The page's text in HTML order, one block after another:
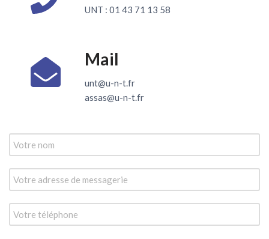
UNT : 01 43 71 13 58
Mail
unt@u-n-t.fr
assas@u-n-t.fr